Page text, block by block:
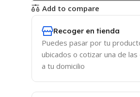
Add to compare
Recoger en tienda
Puedes pasar por tu
ubicados o cotizar una de
a tu domicilio